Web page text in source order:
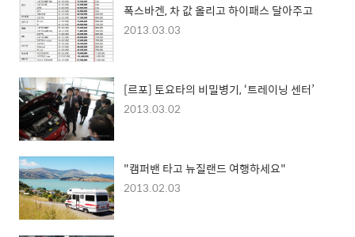
폭스바겐, 차 값 올리고 하이패스 달아주고
2013.03.03
[르포] 토요타의 비밀병기, ‘트레이닝 센터’
2013.03.02
"캠퍼밴 타고 뉴질랜드 여행하세요"
2013.02.03